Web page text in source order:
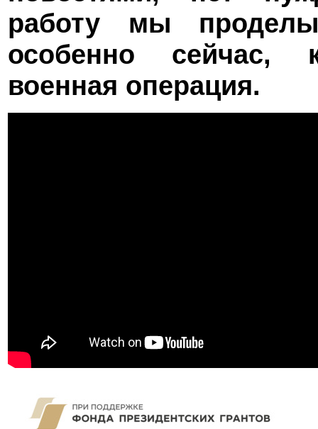
работу мы
особенно сейчас,
военная операция.